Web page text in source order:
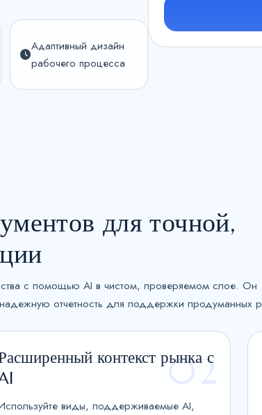
Адаптивный дизайн
рабочего процесса
для точной,
с помощью AI в чистом, проверяемом слое. Он
отчетность для поддержки продуманных
02
контекст рынка с
виды, поддерживаемые AI,